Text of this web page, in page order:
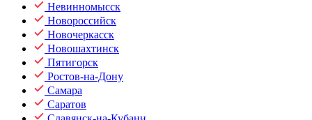
Невинномысск
Новороссийск
Новочеркасск
Новошахтинск
Пятигорск
Ростов-на-Дону
Самара
Саратов